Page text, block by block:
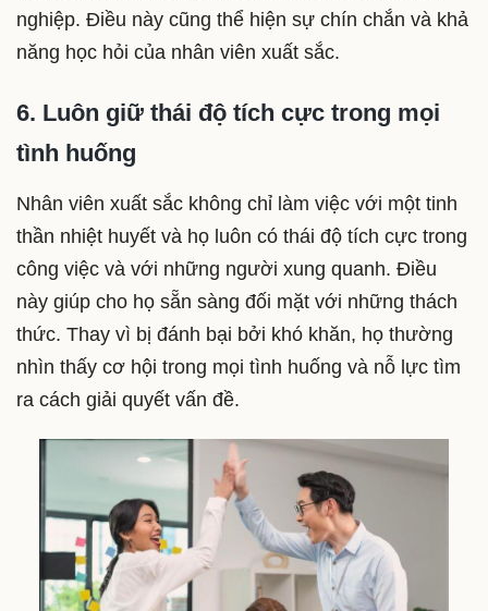
nghiệp. Điều này cũng thể hiện sự chín chắn và khả
năng học hỏi của nhân viên xuất sắc.
6. Luôn giữ thái độ tích cực trong mọi
tình huống
Nhân viên xuất sắc không chỉ làm việc với một tinh
thần nhiệt huyết và họ luôn có thái độ tích cực trong
công việc và với những người xung quanh. Điều
này giúp cho họ sẵn sàng đối mặt với những thách
thức. Thay vì bị đánh bại bởi khó khăn, họ thường
nhìn thấy cơ hội trong mọi tình huống và nỗ lực tìm
ra cách giải quyết vấn đề.